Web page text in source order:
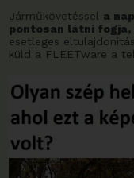
Járműkövetéssel a
pontosan látni
esetleges
küld a FLEETware a